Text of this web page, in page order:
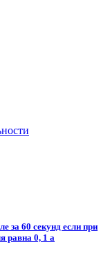
за 60 секунд если при
равна 0, 1 а